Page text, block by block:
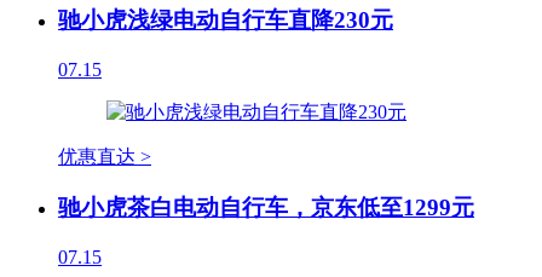
驰小虎浅绿电动自行车直降230元
07.15
优惠直达 >
驰小虎茶白电动自行车，京东低至1299元
07.15